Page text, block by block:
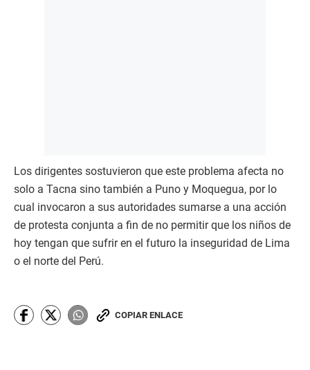
Los dirigentes sostuvieron que este problema afecta no
solo a Tacna sino también a Puno y Moquegua, por lo
cual invocaron a sus autoridades sumarse a una acción
de protesta conjunta a fin de no permitir que los niños de
hoy tengan que sufrir en el futuro la inseguridad de Lima
o el norte del Perú.
COPIAR ENLACE